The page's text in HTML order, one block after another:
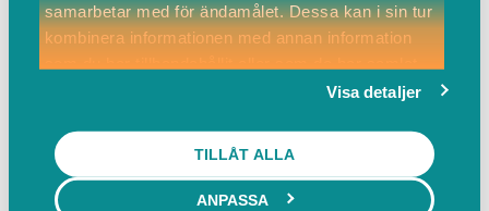
samarbetar med för ändamålet. Dessa kan i sin tur
kombinera informationen med annan information
Visa detaljer
TILLÅT ALLA
ANPASSA